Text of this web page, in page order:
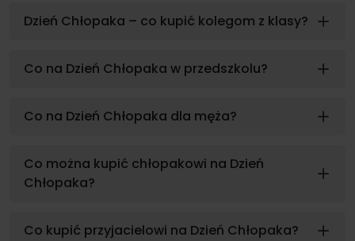
Dzień Chłopaka – co kupić kolegom z klasy?
Co na Dzień Chłopaka w przedszkolu?
Co na Dzień Chłopaka dla męża?
Co można kupić chłopakowi na Dzień
Chłopaka?
Co kupić przyjacielowi na Dzień Chłopaka?